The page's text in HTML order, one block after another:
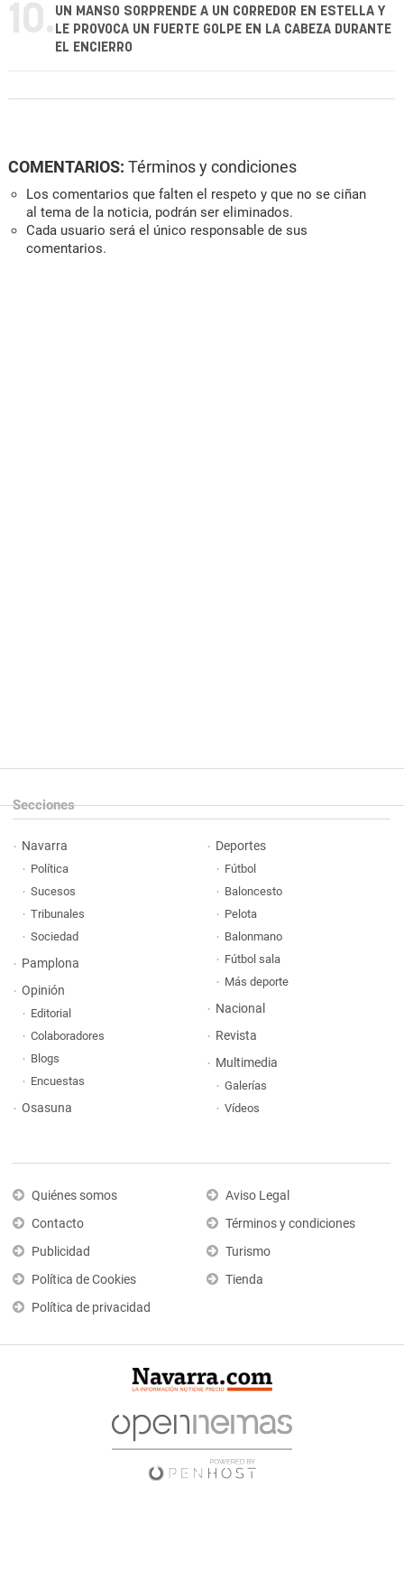
10. UN MANSO SORPRENDE A UN CORREDOR EN ESTELLA Y
LE PROVOCA UN FUERTE GOLPE EN LA CABEZA DURANTE
EL ENCIERRO
COMENTARIOS: Términos y condiciones
Los comentarios que falten el respeto y que no se ciñan
al tema de la noticia, podrán ser eliminados.
Cada usuario será el único responsable de sus
comentarios.
Secciones
Navarra
Política
Sucesos
Tribunales
Sociedad
Pamplona
Opinión
Editorial
Colaboradores
Blogs
Encuestas
Osasuna
Deportes
Fútbol
Baloncesto
Pelota
Balonmano
Fútbol sala
Más deporte
Nacional
Revista
Multimedia
Galerías
Vídeos
Quiénes somos
Contacto
Publicidad
Política de Cookies
Política de privacidad
Aviso Legal
Términos y condiciones
Turismo
Tienda